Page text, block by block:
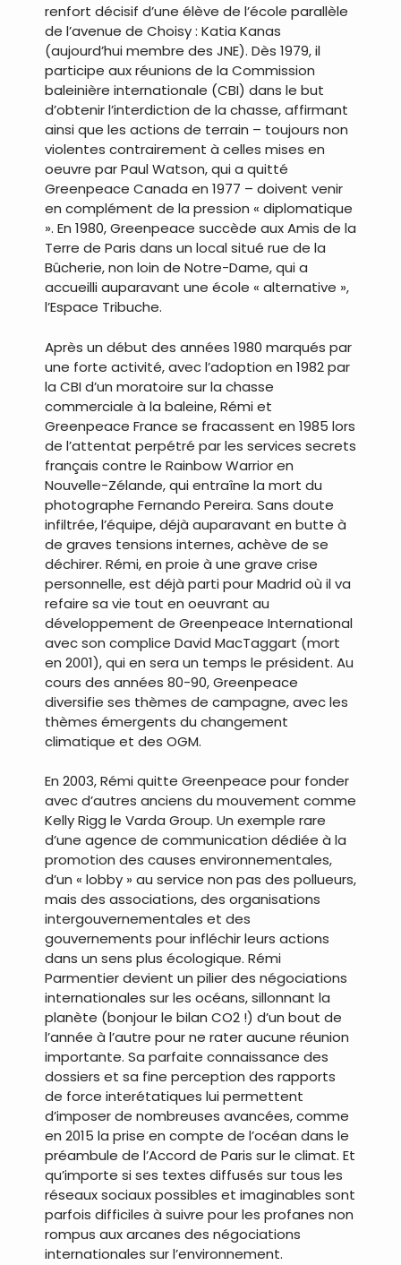
renfort décisif d’une élève de l’école parallèle
de l’avenue de Choisy : Katia Kanas
(aujourd’hui membre des JNE). Dès 1979, il
participe aux réunions de la Commission
baleinière internationale (CBI) dans le but
d’obtenir l’interdiction de la chasse, affirmant
ainsi que les actions de terrain – toujours non
violentes contrairement à celles mises en
oeuvre par Paul Watson, qui a quitté
Greenpeace Canada en 1977 – doivent venir
en complément de la pression « diplomatique
». En 1980, Greenpeace succède aux Amis de la
Terre de Paris dans un local situé rue de la
Bûcherie, non loin de Notre-Dame, qui a
accueilli auparavant une école « alternative »,
l’Espace Tribuche.
Après un début des années 1980 marqués par
une forte activité, avec l’adoption en 1982 par
la CBI d’un moratoire sur la chasse
commerciale à la baleine, Rémi et
Greenpeace France se fracassent en 1985 lors
de l’attentat perpétré par les services secrets
français contre le Rainbow Warrior en
Nouvelle-Zélande, qui entraîne la mort du
photographe Fernando Pereira. Sans doute
infiltrée, l’équipe, déjà auparavant en butte à
de graves tensions internes, achève de se
déchirer. Rémi, en proie à une grave crise
personnelle, est déjà parti pour Madrid où il va
refaire sa vie tout en oeuvrant au
développement de Greenpeace International
avec son complice David MacTaggart (mort
en 2001), qui en sera un temps le président. Au
cours des années 80-90, Greenpeace
diversifie ses thèmes de campagne, avec les
thèmes émergents du changement
climatique et des OGM.
En 2003, Rémi quitte Greenpeace pour fonder
avec d’autres anciens du mouvement comme
Kelly Rigg le Varda Group. Un exemple rare
d’une agence de communication dédiée à la
promotion des causes environnementales,
d’un « lobby » au service non pas des pollueurs,
mais des associations, des organisations
intergouvernementales et des
gouvernements pour infléchir leurs actions
dans un sens plus écologique. Rémi
Parmentier devient un pilier des négociations
internationales sur les océans, sillonnant la
planète (bonjour le bilan CO2 !) d’un bout de
l’année à l’autre pour ne rater aucune réunion
importante. Sa parfaite connaissance des
dossiers et sa fine perception des rapports
de force interétatiques lui permettent
d’imposer de nombreuses avancées, comme
en 2015 la prise en compte de l’océan dans le
préambule de l’Accord de Paris sur le climat. Et
qu’importe si ses textes diffusés sur tous les
réseaux sociaux possibles et imaginables sont
parfois difficiles à suivre pour les profanes non
rompus aux arcanes des négociations
internationales sur l’environnement.